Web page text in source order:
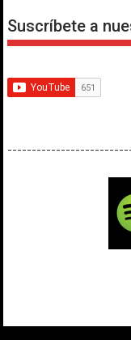
Suscríbete a